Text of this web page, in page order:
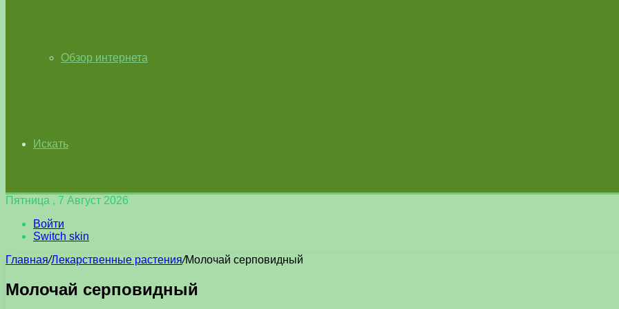
Обзор интернета
Искать
Пятница , 7 Август 2026
Войти
Switch skin
Главная/Лекарственные растения/Молочай серповидный
Молочай серповидный